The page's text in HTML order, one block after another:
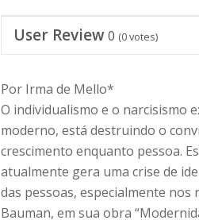
User Review0 (0votes)
Por Irma de Mello*
O individualismo e o narcisismo
moderno, está destruindo o
crescimento enquanto pessoa.
atualmente gera uma crise de
das pessoas, especialmente
Bauman, em sua obra